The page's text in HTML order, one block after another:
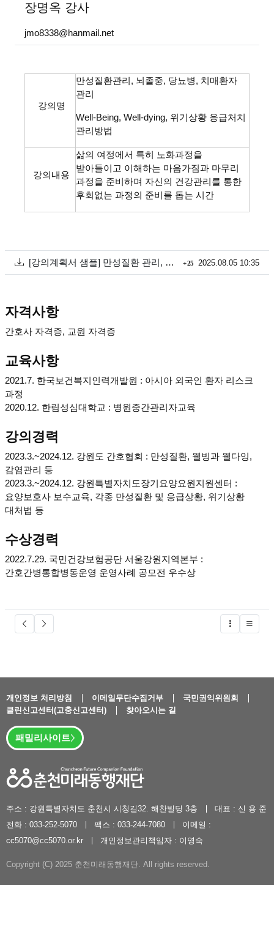
장명옥 강사
jmo8338@hanmail.net
강의명
만성질환관리, 뇌졸중, 당뇨병, 치매환자
관리
Well-Being, Well-dying, 위기상황 응급처치
관리방법
강의내용
삶의 여정에서 특히 노화과정을
받아들이고 이해하는 마음가짐과 마무리
과정을 준비하며 자신의 건강관리를 통한
후회없는 과정의 준비를 돕는 시간
첨부 [강의계획서 샘플] 만성질환 관리, 응급상황 대처방법 외.pdf 25회 다운로드
등록일
2025.08.05 10:35
자격사항
간호사 자격증, 교원 자격증
교육사항
2021.7. 한국보건복지인력개발원 : 아시아 외국인 환자 리스크
과정
2020.12. 한림성심대학교 : 병원중간관리자교육
강의경력
2023.3.~2024.12. 강원도 간호협회 : 만성질환, 웰빙과 웰다잉,
감염관리 등
2023.3.~2024.12. 강원특별자치도장기요양요원지원센터 :
요양보호사 보수교육, 각종 만성질환 및 응급상황, 위기상황
대처법 등
수상경력
2022.7.29. 국민건강보험공단 서울강원지역본부 :
간호간병통합병동운영 운영사례 공모전 우수상
글버튼
개인정보 처리방침 이메일무단수집거부
국민권익위원회
클린신고센터(고충신고센터)
찾아오시는 길
패밀리사이트
주소 : 강원특별자치도 춘천시 시청길32. 해찬빌딩 3층
대표 : 신 용 준
전화 : 033-252-5070
팩스 : 033-244-7080
이메일 :
cc5070@cc5070.or.kr
개인정보관리책임자 : 이영숙
Copyright (C) 2025 춘천미래동행재단. All rights reserved.